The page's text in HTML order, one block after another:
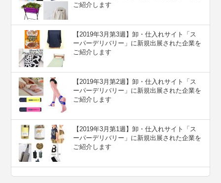
ご紹介します
【2019年3月第3週】卸・仕入れサイト「ス
ーパーデリバリー」に新規出展された企業を
ご紹介します
【2019年3月第2週】卸・仕入れサイト「ス
ーパーデリバリー」に新規出展された企業を
ご紹介します
【2019年3月第1週】卸・仕入れサイト「ス
ーパーデリバリー」に新規出展された企業を
ご紹介します